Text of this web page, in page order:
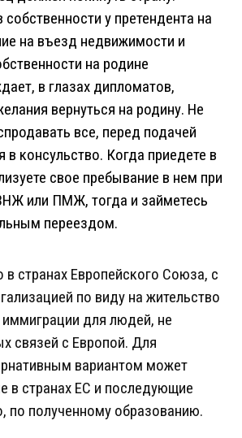
собственности у претендента на
на въезд недвижимости и
на родине
в глазах дипломатов,
вернуться на родину. Не
все, перед подачей
в консульство. Когда приедете в
свое пребывание в нем при
или ПМЖ, тогда и займетесь
переездом.
в странах Европейского Союза, с
по виду на жительство
для людей, не
связей с Европой. Для
вариантом может
в странах ЕС и последующие
по полученному образованию.